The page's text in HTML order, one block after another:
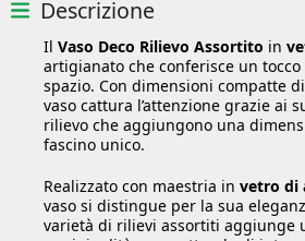
Descrizione
Il Vaso Deco Rilievo Assortito in
artigianato che conferisce un
spazio. Con dimensioni compatte di
vaso cattura l’attenzione grazie ai
rilievo che aggiungono una
fascino unico.
Realizzato con maestria in vetro di
vaso si distingue per la sua
varietà di rilievi assortiti aggiunge